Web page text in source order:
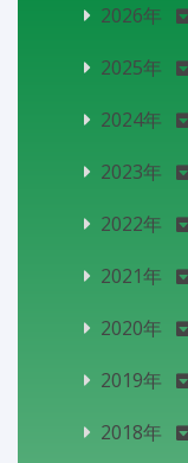
2026年
2025年
2024年
2023年
2022年
2021年
2020年
2019年
2018年